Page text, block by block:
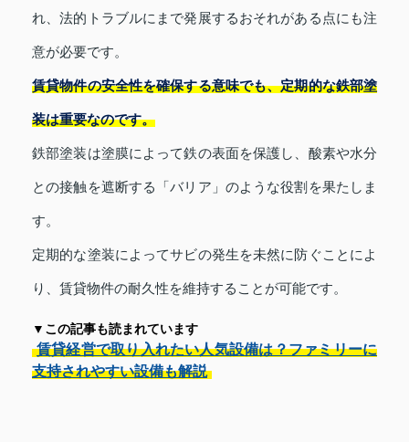
れ、法的トラブルにまで発展するおそれがある点にも注
意が必要です。
賃貸物件の安全性を確保する意味でも、定期的な鉄部塗
装は重要なのです。
鉄部塗装は塗膜によって鉄の表面を保護し、酸素や水分
との接触を遮断する「バリア」のような役割を果たしま
す。
定期的な塗装によってサビの発生を未然に防ぐことによ
り、賃貸物件の耐久性を維持することが可能です。
▼この記事も読まれています
賃貸経営で取り入れたい人気設備は？ファミリーに
支持されやすい設備も解説